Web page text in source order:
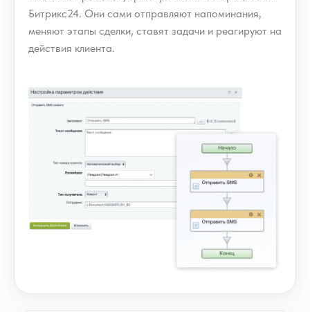
Битрикс24. Они сами отправляют напоминания,
меняют этапы сделки, ставят задачи и реагируют на
действия клиента.